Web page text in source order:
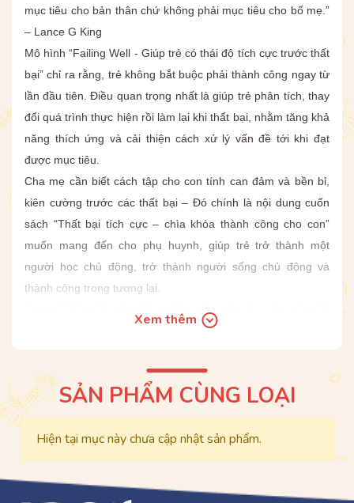
mục tiêu cho bản thân chứ không phải mục tiêu cho bố mẹ.”
– Lance G King
Mô hình “Failing Well - Giúp trẻ có thái độ tích cực trước thất
bại” chỉ ra rằng, trẻ không bắt buộc phải thành công ngay từ
lần đầu tiên. Điều quan trọng nhất là giúp trẻ phân tích, thay
đổi quá trình thực hiện rồi làm lại khi thất bại, nhằm tăng khả
năng thích ứng và cải thiện cách xử lý vấn đề tới khi đạt
được mục tiêu.
Cha mẹ cần biết cách tập cho con tính can đảm và bền bỉ,
kiên cường trước các thất bại – Đó chính là nội dung cuốn
sách “Thất bại tích cực – chìa khóa thành công cho con”
muốn mang đến cho phụ huynh, giúp trẻ trở thành một
người học chủ động, trở thành người sống chủ động và
thành công trong tương lai.
một giáo viên và là diễn giả được săn đón trên thế giới. Ông
tập hiệu quả dành cho giáo viên, phụ huynh và học sinh.
Ông là người sáng lập chương trình The Art of Learning
được triển khai ở 250 trường tại 33 quốc gia. Trong suốt 22
năm qua, chương trình của ông đã giảng dạy cho hơn
200.000 học sinh, đào tạo hàng nghìn giáo viên và tổ chức
rất nhiều hội thảo dành cho cha mẹ. Ông cũng là tác giả của
Xem thêm
SẢN PHẨM CÙNG LOẠI
Hiện tại mục này chưa cập nhật sản phẩm.